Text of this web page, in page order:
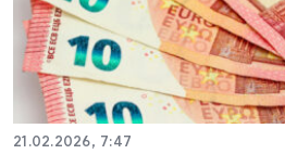
21.02.2026, 7:47